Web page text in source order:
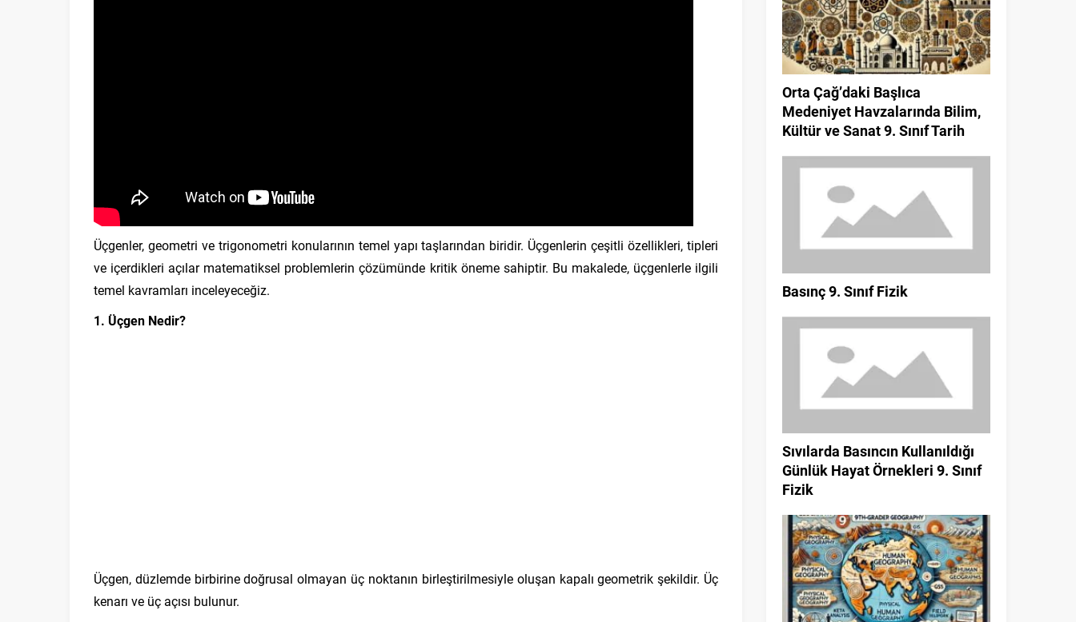
Üçgenler, geometri ve trigonometri konularının temel yapı taşlarından biridir. Üçgenlerin çeşitli özellikleri, tipleri
ve içerdikleri açılar matematiksel problemlerin çözümünde kritik öneme sahiptir. Bu makalede, üçgenlerle ilgili
temel kavramları inceleyeceğiz.
1. Üçgen Nedir?
Üçgen, düzlemde birbirine doğrusal olmayan üç noktanın birleştirilmesiyle oluşan kapalı geometrik şekildir. Üç
kenarı ve üç açısı bulunur.
Orta Çağ’daki Başlıca
Medeniyet Havzalarında Bilim,
Kültür ve Sanat 9. Sınıf Tarih
Basınç 9. Sınıf Fizik
Sıvılarda Basıncın Kullanıldığı
Günlük Hayat Örnekleri 9. Sınıf
Fizik